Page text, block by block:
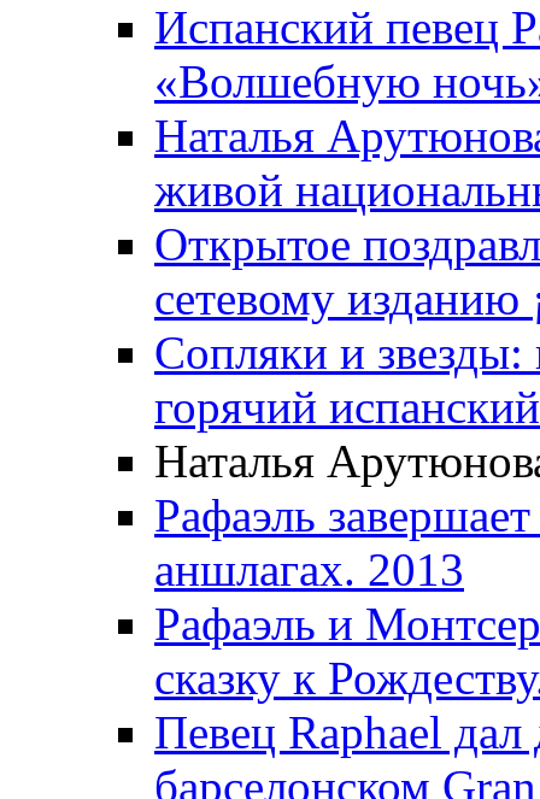
Испанский певец
«Волшебную
Наталья
живой
Открытое
сетевому изданию
Сопляки и звезды:
горячий
Наталья
Рафаэль
аншлагах. 2013
Рафаэль и
сказку к
Певец Raphael дал
барселонском